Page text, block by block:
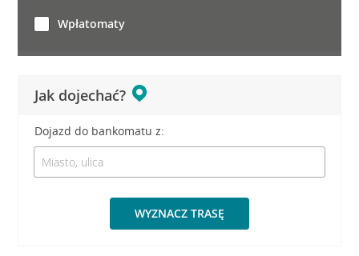
Jak dojechać?
Dojazd do bankomatu z:
WYZNACZ TRASĘ
Wpłatomaty